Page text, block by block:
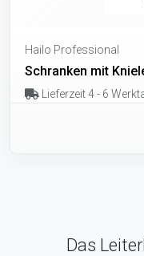
Hailo Professional
Schranken mit
Lieferzeit 4 - 6
Das